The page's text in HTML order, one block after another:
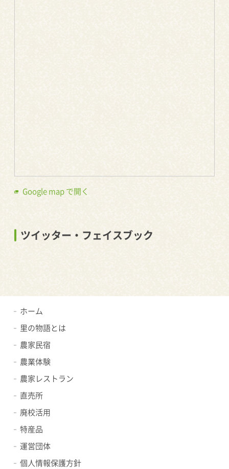
Google map で開く
ツイッター・フェイスブック
ホーム
里の物語とは
農家民宿
農業体験
農家レストラン
直売所
廃校活用
特産品
運営団体
個人情報保護方針